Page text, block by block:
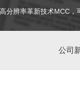
分辨率革新技术MCC，
公司